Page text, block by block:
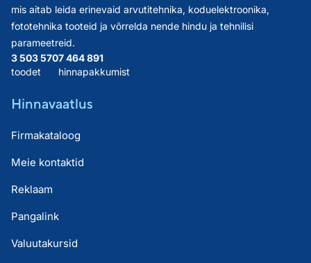
mis aitab leida erinevaid arvutitehnika, koduelektroonika,
fototehnika tooteid ja võrrelda nende hindu ja tehnilisi
parameetreid.
3 503 570
toodet
7 464 891
hinnapakkumist
Hinnavaatlus
Firmakataloog
Meie kontaktid
Reklaam
Pangalink
Valuutakursid